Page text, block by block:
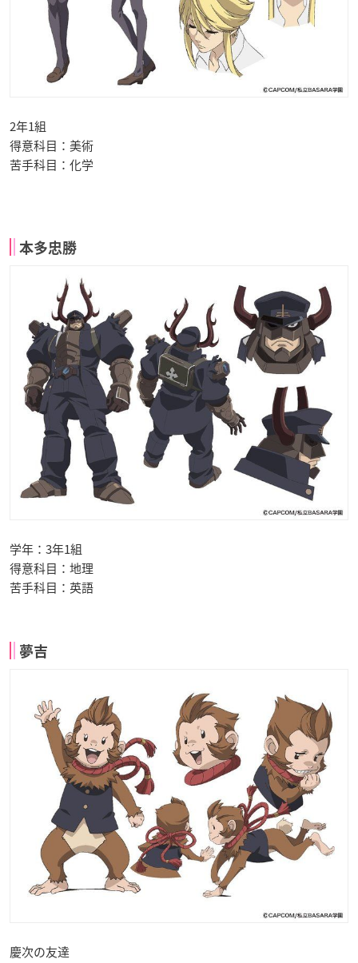
2年1組
得意科目：美術
苦手科目：化学
本多忠勝
学年：3年1組
得意科目：地理
苦手科目：英語
夢吉
慶次の友達